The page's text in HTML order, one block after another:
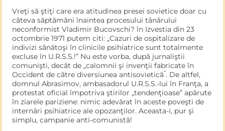
Vreţi să ştiţi care era atitudinea presei sovietice doar cu
câteva săptămâni înaintea procesului tânărului
neconformist Vladimir Bucovschi? în Izvestia din 23
octombrie 1971 putem citi: „Cazuri de ospitalizare de
indivizi sănătoşi în clinicile psihiatrice sunt totalmente
excluse în U.R.S.S.!” Nu este vorba, după jurnaliştii
comunişti, decât de „calomnii şi invenţii fabricate în
Occident de către diversiunea antisovietică“. De altfel,
domnul Abrasimov, ambasadorul U.R.S.S.-lui în Franţa, a
protestat oficial împotriva ştirilor „tendenţioase” apărute
în ziarele pariziene: nimic adevărat în aceste poveşti de
internări psihiatrice ale opozanţilor. Aceasta-i, pur şi
simplu, campanie anti-comunistă!